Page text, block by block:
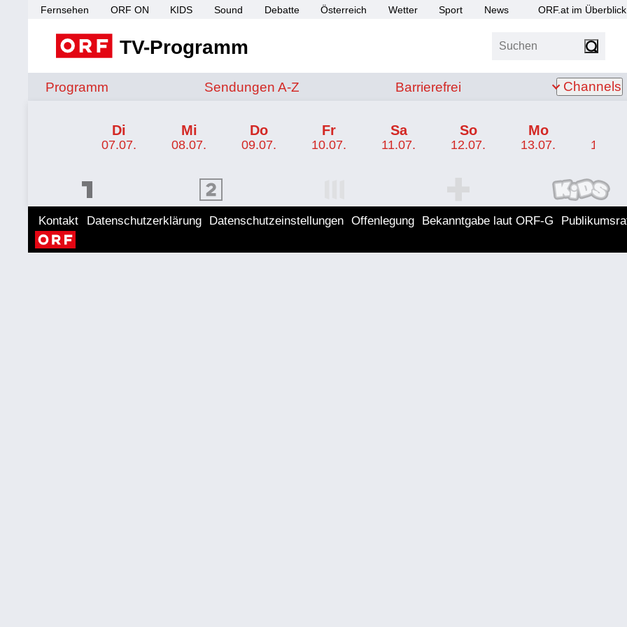
Fernsehen ORF ON KIDS Sound Debatte Österreich Wetter Sport News ORF.at im Überblick
TV-Programm Suchen
Programm Sendungen von A bis Z
Sendungen A-Z Barrierefrei
Barrierefrei Channels
Di
07.07.
Mi
08.07.
Do
09.07.
Fr
10.07.
Sa
11.07.
So
12.07.
Mo
13.07. 14.07.
ORF 2 Programm ORF KIDS Programm
Kontakt Datenschutzerklärung Datenschutzeinstellungen Offenlegung Bekanntgabe laut ORF-G